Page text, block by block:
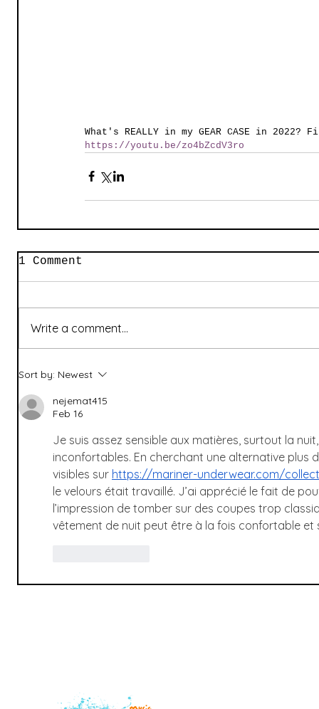
What's REALLY in my GEAR CASE in
https://youtu.be/zo4bZcdV3ro
1 Comment
Write a comment...
Sort by: Newest
nejemat415
Feb 16
Je suis assez sensible aux matières, surtout la
inconfortables. En cherchant une alternative plus
visibles sur https://mariner-underwear.com/
le velours était travaillé. J’ai apprécié le fait de
l’impression de tomber sur des coupes trop
vêtement de nuit peut être à la fois confortable et